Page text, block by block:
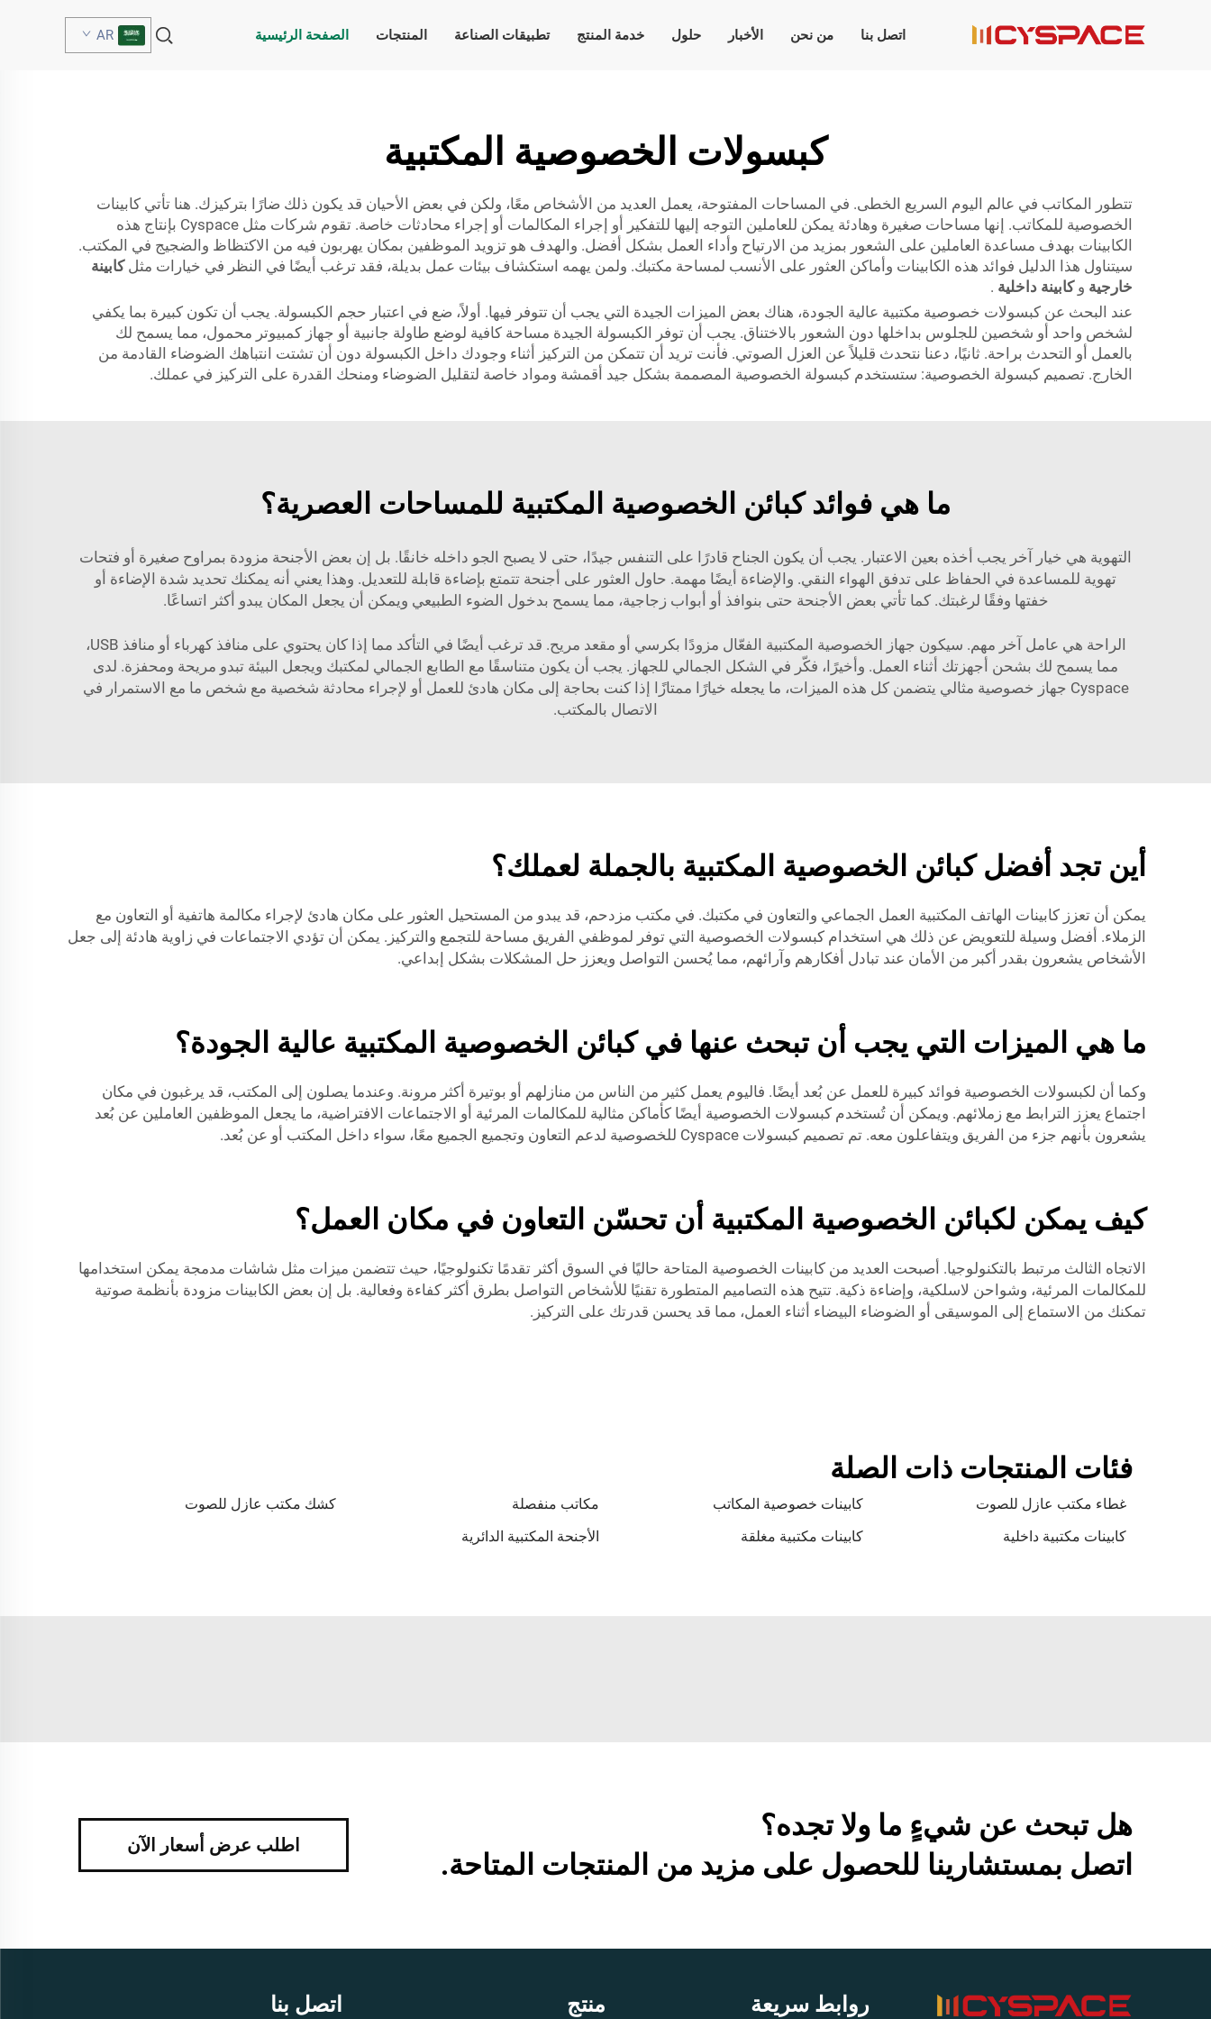
الصفحة الرئيسية المنتجات تطبيقات الصناعة خدمة المنتج حلول الأخبار من نحن اتصل بنا AR
كبسولات الخصوصية المكتبية
تتطور المكاتب في عالم اليوم السريع الخطى. في المساحات المفتوحة، يعمل العديد من الأشخاص معًا، ولكن في بعض الأحيان قد يكون ذلك ضارًا بتركيزك. هنا تأتي كابينات
الخصوصية للمكاتب. إنها مساحات صغيرة وهادئة يمكن للعاملين التوجه إليها للتفكير أو إجراء المكالمات أو إجراء محادثات خاصة. تقوم شركات مثل Cyspace بإنتاج هذه
الكابينات بهدف مساعدة العاملين على الشعور بمزيد من الارتياح وأداء العمل بشكل أفضل. والهدف هو تزويد الموظفين بمكان يهربون فيه من الاكتظاظ والضجيج في المكتب.
سيتناول هذا الدليل فوائد هذه الكابينات وأماكن العثور على الأنسب لمساحة مكتبك. ولمن يهمه استكشاف بيئات عمل بديلة، فقد ترغب أيضًا في النظر في خيارات مثلكابينة
خارجية وكابينة داخلية .
عند البحث عن كبسولات خصوصية مكتبية عالية الجودة، هناك بعض الميزات الجيدة التي يجب أن تتوفر فيها. أولاً، ضع في اعتبار حجم الكبسولة. يجب أن تكون كبيرة بما يكفي
لشخص واحد أو شخصين للجلوس بداخلها دون الشعور بالاختناق. يجب أن توفر الكبسولة الجيدة مساحة كافية لوضع طاولة جانبية أو جهاز كمبيوتر محمول، مما يسمح لك
بالعمل أو التحدث براحة. ثانيًا، دعنا نتحدث قليلاً عن العزل الصوتي. فأنت تريد أن تتمكن من التركيز أثناء وجودك داخل الكبسولة دون أن تشتت انتباهك الضوضاء القادمة من
الخارج. تصميم كبسولة الخصوصية: ستستخدم كبسولة الخصوصية المصممة بشكل جيد أقمشة ومواد خاصة لتقليل الضوضاء ومنحك القدرة على التركيز في عملك.
ما هي فوائد كبائن الخصوصية المكتبية للمساحات العصرية؟
التهوية هي خيار آخر يجب أخذه بعين الاعتبار. يجب أن يكون الجناح قادرًا على التنفس جيدًا، حتى لا يصبح الجو داخله خانقًا. بل إن بعض الأجنحة مزودة بمراوح صغيرة أو فتحات
تهوية للمساعدة في الحفاظ على تدفق الهواء النقي. والإضاءة أيضًا مهمة. حاول العثور على أجنحة تتمتع بإضاءة قابلة للتعديل. وهذا يعني أنه يمكنك تحديد شدة الإضاءة أو
خفتها وفقًا لرغبتك. كما تأتي بعض الأجنحة حتى بنوافذ أو أبواب زجاجية، مما يسمح بدخول الضوء الطبيعي ويمكن أن يجعل المكان يبدو أكثر اتساعًا.
الراحة هي عامل آخر مهم. سيكون جهاز الخصوصية المكتبية الفعّال مزودًا بكرسي أو مقعد مريح. قد ترغب أيضًا في التأكد مما إذا كان يحتوي على منافذ كهرباء أو منافذ USB،
مما يسمح لك بشحن أجهزتك أثناء العمل. وأخيرًا، فكّر في الشكل الجمالي للجهاز. يجب أن يكون متناسقًا مع الطابع الجمالي لمكتبك ويجعل البيئة تبدو مريحة ومحفزة. لدى
Cyspace جهاز خصوصية مثالي يتضمن كل هذه الميزات، ما يجعله خيارًا ممتازًا إذا كنت بحاجة إلى مكان هادئ للعمل أو لإجراء محادثة شخصية مع شخص ما مع الاستمرار في
الاتصال بالمكتب.
أين تجد أفضل كبائن الخصوصية المكتبية بالجملة لعملك؟
يمكن أن تعزز كابينات الهاتف المكتبية العمل الجماعي والتعاون في مكتبك. في مكتب مزدحم، قد يبدو من المستحيل العثور على مكان هادئ لإجراء مكالمة هاتفية أو التعاون مع
الزملاء. أفضل وسيلة للتعويض عن ذلك هي استخدام كبسولات الخصوصية التي توفر لموظفي الفريق مساحة للتجمع والتركيز. يمكن أن تؤدي الاجتماعات في زاوية هادئة إلى جعل
الأشخاص يشعرون بقدر أكبر من الأمان عند تبادل أفكارهم وآرائهم، مما يُحسن التواصل ويعزز حل المشكلات بشكل إبداعي.
ما هي الميزات التي يجب أن تبحث عنها في كبائن الخصوصية المكتبية عالية الجودة؟
وكما أن لكبسولات الخصوصية فوائد كبيرة للعمل عن بُعد أيضًا. فاليوم يعمل كثير من الناس من منازلهم أو بوتيرة أكثر مرونة. وعندما يصلون إلى المكتب، قد يرغبون في مكان
اجتماع يعزز الترابط مع زملائهم. ويمكن أن تُستخدم كبسولات الخصوصية أيضًا كأماكن مثالية للمكالمات المرئية أو الاجتماعات الافتراضية، ما يجعل الموظفين العاملين عن بُعد
يشعرون بأنهم جزء من الفريق ويتفاعلون معه. تم تصميم كبسولات Cyspace للخصوصية لدعم التعاون وتجميع الجميع معًا، سواء داخل المكتب أو عن بُعد.
كيف يمكن لكبائن الخصوصية المكتبية أن تحسّن التعاون في مكان العمل؟
الاتجاه الثالث مرتبط بالتكنولوجيا. أصبحت العديد من كابينات الخصوصية المتاحة حاليًا في السوق أكثر تقدمًا تكنولوجيًا، حيث تتضمن ميزات مثل شاشات مدمجة يمكن استخدامها
للمكالمات المرئية، وشواحن لاسلكية، وإضاءة ذكية. تتيح هذه التصاميم المتطورة تقنيًا للأشخاص التواصل بطرق أكثر كفاءة وفعالية. بل إن بعض الكابينات مزودة بأنظمة صوتية
تمكنك من الاستماع إلى الموسيقى أو الضوضاء البيضاء أثناء العمل، مما قد يحسن قدرتك على التركيز.
فئات المنتجات ذات الصلة
غطاء مكتب عازل للصوت كابينات خصوصية المكاتب مكاتب منفصلة
كشك مكتب عازل للصوت
كابينات مكتبية داخلية
كابينات مكتبية مغلقة الأجنحة المكتبية الدائرية
هل تبحث عن شيءٍ ما ولا تجده؟
اتصل بمستشارينا للحصول على مزيد من المنتجات المتاحة.
اطلب عرض أسعار الآن
روابط سريعة منتج اتصل بنا